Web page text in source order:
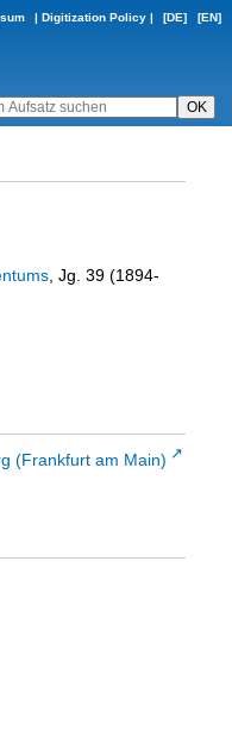
| Digitization Policy | [DE] [EN]
, Jg. 39 (1894-
(Frankfurt am Main)